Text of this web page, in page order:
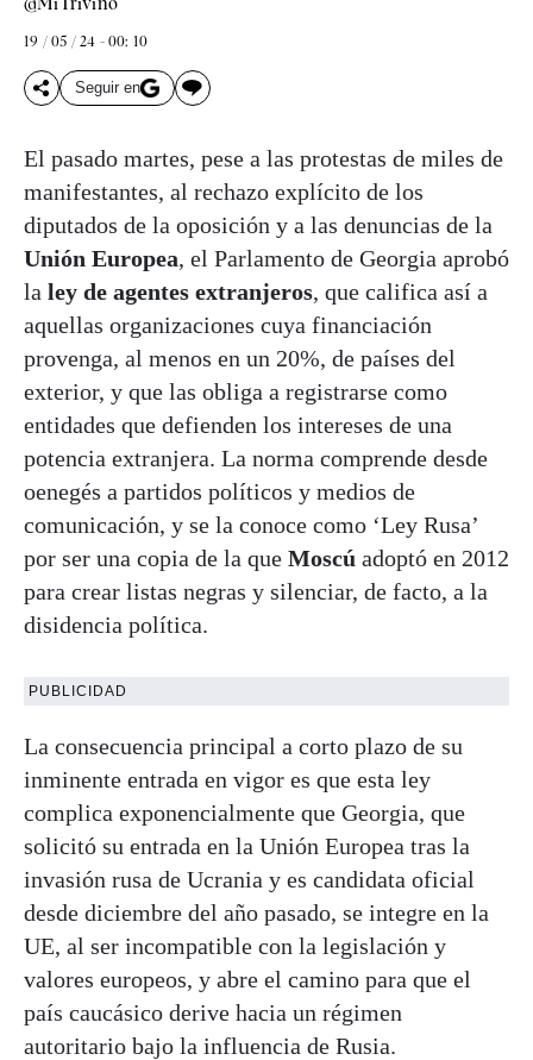
19 / 05 / 24 - 00: 10
Seguir en
El pasado martes, pese a las protestas de miles de
manifestantes, al rechazo explícito de los
diputados de la oposición y a las denuncias de la
Unión Europea, el Parlamento de Georgia aprobó
la ley de agentes extranjeros, que califica así a
aquellas organizaciones cuya financiación
provenga, al menos en un 20%, de países del
exterior, y que las obliga a registrarse como
entidades que defienden los intereses de una
potencia extranjera. La norma comprende desde
oenegés a partidos políticos y medios de
comunicación, y se la conoce como ‘Ley Rusa’
por ser una copia de la que Moscú adoptó en 2012
para crear listas negras y silenciar, de facto, a la
disidencia política.
PUBLICIDAD
La consecuencia principal a corto plazo de su
inminente entrada en vigor es que esta ley
complica exponencialmente que Georgia, que
solicitó su entrada en la Unión Europea tras la
invasión rusa de Ucrania y es candidata oficial
desde diciembre del año pasado, se integre en la
UE, al ser incompatible con la legislación y
valores europeos, y abre el camino para que el
país caucásico derive hacia un régimen
autoritario bajo la influencia de Rusia.